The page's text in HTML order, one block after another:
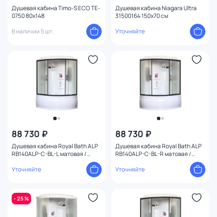
Душевая кабина Timo-S ECO TE-
0750 80x148
В наличии 5 шт.
Душевая кабина Niagara Ultra
31500164 150x70 см
Уточняйте
88 730 ₽
Душевая кабина Royal Bath ALP
RB140ALP-C-BL-L матовая /
Уточняйте
88 730 ₽
Душевая кабина Royal Bath ALP
RB140ALP-C-BL-R матовая /
Уточняйте
- 25 %
Конструкция
Ориентация